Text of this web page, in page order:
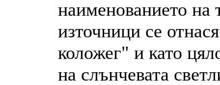
наименованието на
източници се
коложег" и като
на слънчевата